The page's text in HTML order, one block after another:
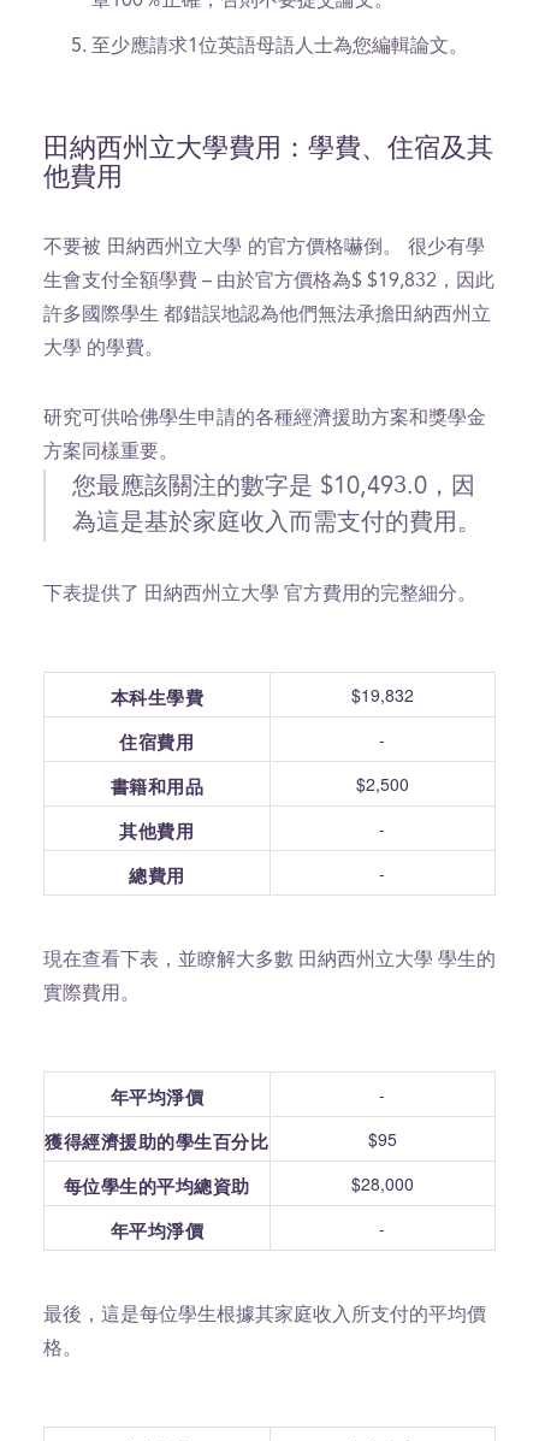
至少應請求1位英語母語人士為您編輯論文。
田納西州立大學費用：學費、住宿及其
他費用
不要被 田納西州立大學 的官方價格嚇倒。
很少有學
生會支付全額學費 – 由於官方價格為$ $19,832，因此
許多國際學生 都錯誤地認為他們無法承擔田納西州立
大學 的學費。
研究可供哈佛學生申請的各種經濟援助方案和獎學金
方案同樣重要。
您最應該關注的數字是 $10,493.0，因
為這是基於家庭收入而需支付的費用。
下表提供了 田納西州立大學 官方費用的完整細分。
本科生學費 $19,832
住宿費用 -
書籍和用品 $2,500
其他費用 -
總費用 -
現在查看下表，並瞭解大多數 田納西州立大學 學生的
實際費用。
年平均淨價 -
獲得經濟援助的學生百分比 $95
每位學生的平均總資助 $28,000
年平均淨價 -
最後，這是每位學生根據其家庭收入所支付的平均價
格。